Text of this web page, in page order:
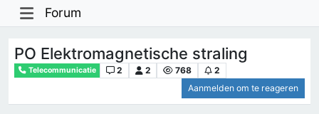
Forum
PO Elektromagnetische straling
Telecommunicatie 2 2 768
2
Aanmelden om te reageren